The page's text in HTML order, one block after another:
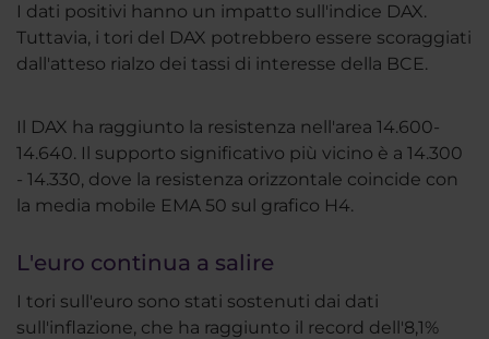
I dati positivi hanno un impatto sull'indice DAX.
Tuttavia, i tori del DAX potrebbero essere scoraggiati
dall'atteso rialzo dei tassi di interesse della BCE.
Il DAX ha raggiunto la resistenza nell'area 14.600-
14.640. Il supporto significativo più vicino è a 14.300
- 14.330, dove la resistenza orizzontale coincide con
la media mobile EMA 50 sul grafico H4.
L'euro continua a salire
I tori sull'euro sono stati sostenuti dai dati
sull'inflazione, che ha raggiunto il record dell'8,1%